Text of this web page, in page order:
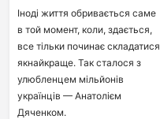
Іноді життя обривається саме
в той момент, коли, здається,
все тільки починає складатися
якнайкраще. Так сталося з
улюбленцем мільйонів
українців — Анатолієм
Дяченком.